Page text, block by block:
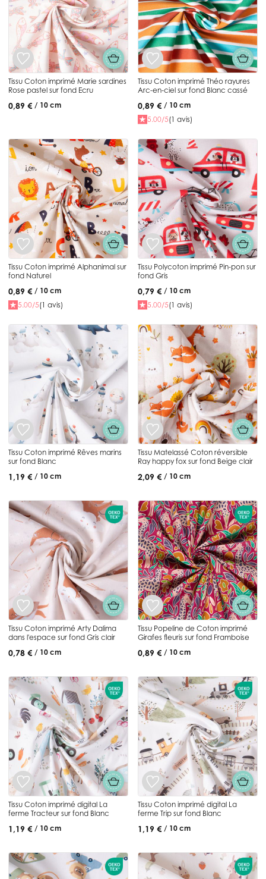
Tissu Coton imprimé Marie sardines
Rose pastel sur fond Ecru
0,89 € / 10 cm
Tissu Coton imprimé Théo rayures
Arc-en-ciel sur fond Blanc cassé
0,89 € / 10 cm
5.00/5(1 avis)
Tissu Coton imprimé Alphanimal sur
fond Naturel
0,89 € / 10 cm
5.00/5(1 avis)
Tissu Polycoton imprimé Pin-pon sur
fond Gris
0,79 € / 10 cm
5.00/5(1 avis)
Tissu Coton imprimé Rêves marins
sur fond Blanc
1,19 € / 10 cm
Tissu Matelassé Coton réversible
Ray happy fox sur fond Beige clair
2,09 € / 10 cm
Tissu Coton imprimé Arty Dalima
dans l'espace sur fond Gris clair
0,78 € / 10 cm
Tissu Popeline de Coton imprimé
Girafes fleuris sur fond Framboise
0,89 € / 10 cm
Tissu Coton imprimé digital La
ferme Tracteur sur fond Blanc
1,19 € / 10 cm
Tissu Coton imprimé digital La
ferme Trip sur fond Blanc
1,19 € / 10 cm